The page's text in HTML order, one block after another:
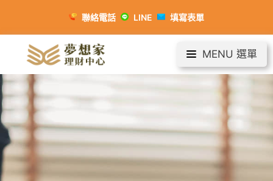
聯絡電話 LINE 填寫表單
MENU 選單